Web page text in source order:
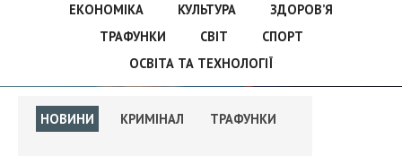
ЕКОНОМІКА
КУЛЬТУРА
ЗДОРОВ’Я
ТРАФУНКИ
СВІТ
СПОРТ
ОСВІТА ТА ТЕХНОЛОГІЇ
НОВИНИ КРИМІНАЛ ТРАФУНКИ